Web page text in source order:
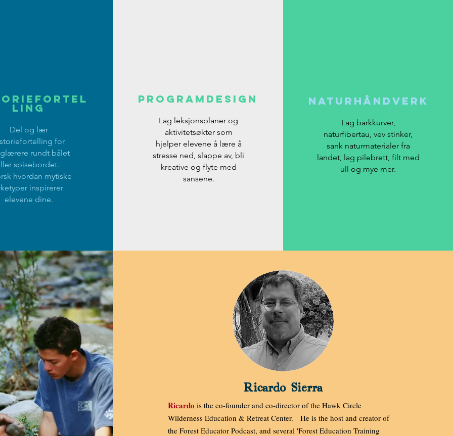
ling
Del og lær
for
rundt bålet
spisebordet.
hvordan mytiske
inspirerer
elevene dine.
Programdesign
Lag leksjonsplaner og
aktivitetsøkter som
hjelper elevene å lære å
stresse ned, slappe av, bli
kreative og flyte med
sansene.
Naturhåndverk
Lag barkkurver,
naturfibertau, vev stinker,
sank naturmaterialer fra
landet, lag pilebrett, filt med
ull og mye mer.
Ricardo Sierra
Ricardo is the co-founder and co-director of the Hawk Circle
Wilderness Education & Retreat Center. He is the host and creator of
the Forest Educator Podcast, and several 'Forest Education Training